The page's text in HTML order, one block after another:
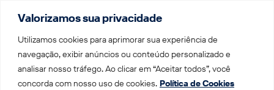
Valorizamos sua privacidade
Utilizamos cookies para aprimorar sua experiência de
navegação, exibir anúncios ou conteúdo personalizado e
analisar nosso tráfego. Ao clicar em “Aceitar todos”, você
concorda com nosso uso de cookies. Política de Cookies
Home | Antália